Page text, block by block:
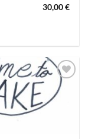
30,00€
AUF MEINE
MERKLISTE
SETZEN